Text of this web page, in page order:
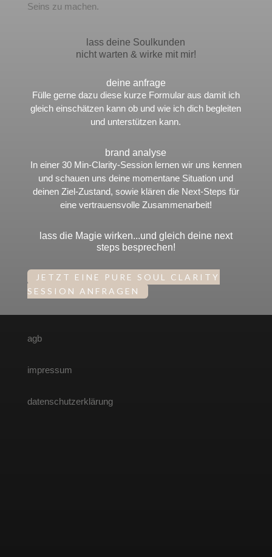
Seins zu machen.
lass deine Soulkunden
nicht warten & wirke mit mir!
deine anfrage
Fülle gerne dazu diese kurze Formular aus damit ich
gleich einschätzen kann ob und wie ich dich begleiten
und unterstützen kann.
brand analyse
In einer 30 Min-Clarity-Session lernen wir uns kennen
und schauen uns deine momentane Situation und
deinen Ziel-Zustand, sowie klären die Next-Steps für
eine vertrauensvolle Zusammenarbeit!
lass die Magie wirken...und gleich deine next
steps besprechen!
JETZT EINE PURE SOUL CLARITY
SESSION ANFRAGEN
agb
impressum
datenschutzerklärung